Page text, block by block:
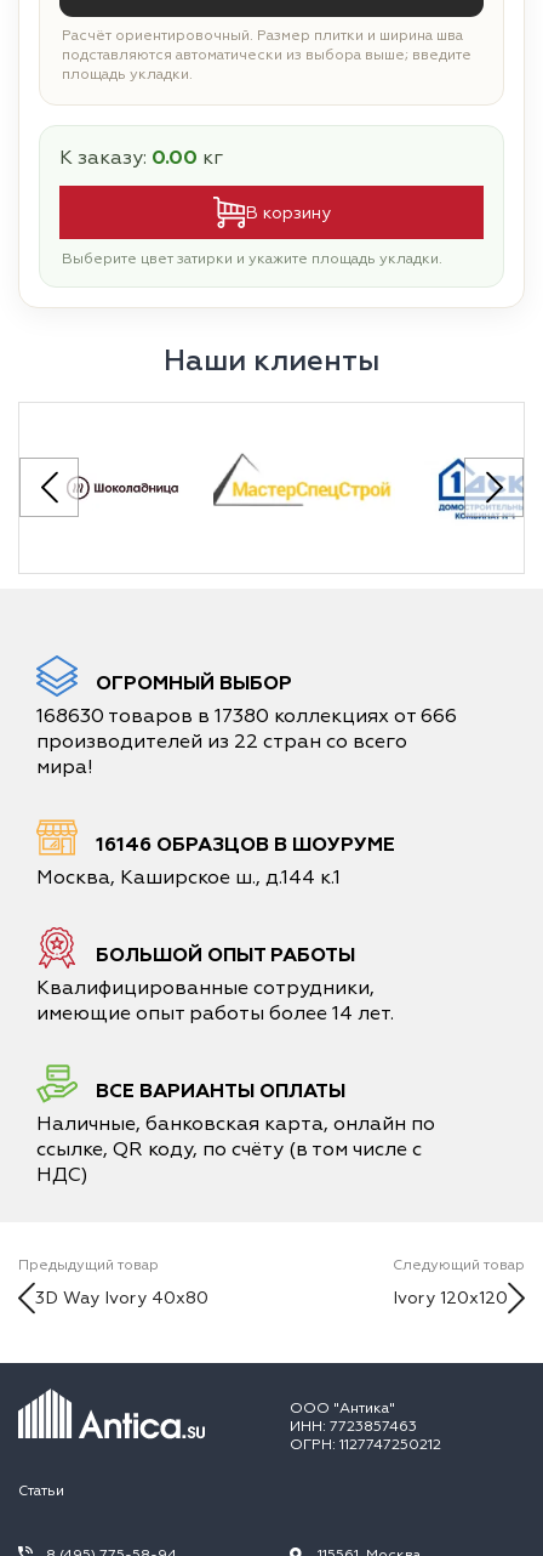
Расчёт ориентировочный. Размер плитки и ширина шва
подставляются автоматически из выбора выше; введите
площадь укладки.
К заказу: 0.00 кг
В корзину
Выберите цвет затирки и укажите площадь укладки.
Наши клиенты
ОГРОМНЫЙ ВЫБОР
168630 товаров в 17380 коллекциях от 666
производителей из 22 стран со всего
мира!
16146 ОБРАЗЦОВ В ШОУРУМЕ
Москва, Каширское ш., д.144 к.1
БОЛЬШОЙ ОПЫТ РАБОТЫ
Квалифицированные сотрудники,
имеющие опыт работы более 14 лет.
ВСЕ ВАРИАНТЫ ОПЛАТЫ
Наличные, банковская карта, онлайн по
ссылке, QR коду, по счёту (в том числе с
НДС)
Предыдущий товар
3D Way Ivory 40x80
Следующий товар
Ivory 120x120
ООО "Антика"
ИНН: 7723857463
ОГРН: 1127747250212
Статьи